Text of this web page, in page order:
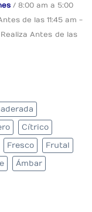
/ 8:00 am a 5:00
de las 11:45 am -
Antes de las
Cítrico
Fresco Frutal
Ámbar